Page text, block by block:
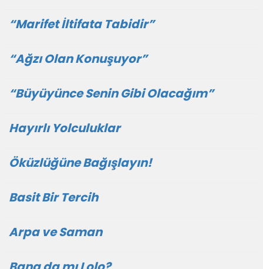
“Marifet İltifata Tabidir”
“Ağzı Olan Konuşuyor”
“Büyüyünce Senin Gibi Olacağım”
Hayırlı Yolculuklar
Öküzlüğüne Bağışlayın!
Basit Bir Tercih
Arpa ve Saman